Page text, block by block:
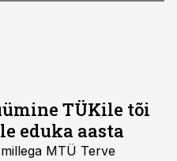
TÜKile tõi
eduka aasta
MTÜ Terve